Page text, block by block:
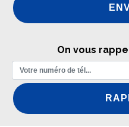
On vous